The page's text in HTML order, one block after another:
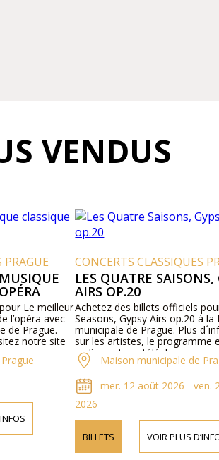
VENDUS
PRAGUE
Le meilleur
l’opéra avec
de Prague.
notre site
CONCERTS CLASSIQUES
LES QUATRE SAISONS,
AIRS OP.20
Achetez des billets officiels
Seasons, Gypsy Airs op.20 à la
municipale de Prague. Plus
sur les artistes, le programme
en ligne et par téléphone.
Maison municipale de
mer. 12 août 2026 - ven.
2026
BILLETS VOIR PLUS